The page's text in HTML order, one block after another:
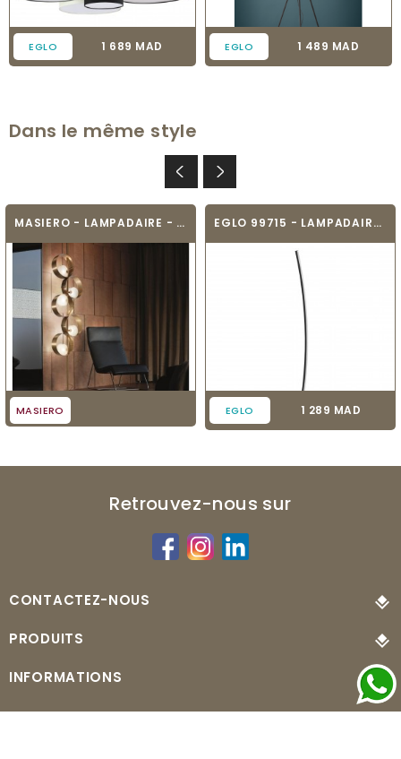
EGLO Prix
1 689 MAD EGLO Prix
1 489 MAD
Dans le même style
MASIERO - LAMPADAIRE - SOUND STL5
MASIERO
EGLO 99715 - LAMPADAIRE - PICACHA
EGLO Prix
1 289 MAD
Retrouvez-nous sur
CONTACTEZ-NOUS
PRODUITS
INFORMATIONS